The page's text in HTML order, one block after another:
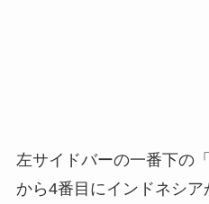
左サイドバーの一番下の
から4番目にインドネシ